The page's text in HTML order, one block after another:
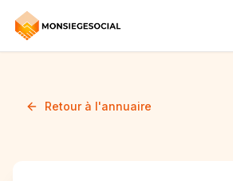
Retour à l'annuaire